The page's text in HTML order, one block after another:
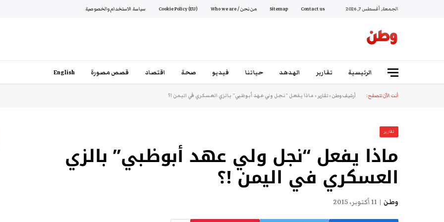
الجمعة, أغسطس 7, 2026 Contact us
Sitemap من نحن / Who we are Cookie Policy (EU) سياسة الاستخدام والخصوصية
الرئيسية تقارير الهدهد حياتنا فيديو صحة اقتصاد قصص مصورة English
أنت الآن تتصفح: أرشيف وطن»تقارير»ماذا يفعل “نجل ولي عهد أبوظبي” بالزي العسكري في اليمن !؟
تقارير
ماذا يفعل “نجل ولي عهد أبوظبي” بالزي
العسكري في اليمن !؟
وطن 11 أكتوبر، 2015